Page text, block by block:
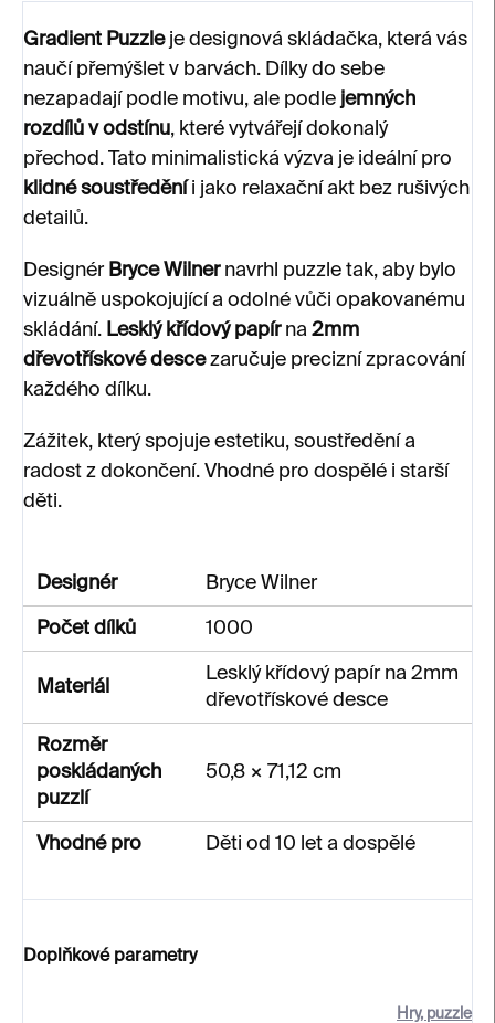
Gradient Puzzleje designová skládačka, která vás
naučí přemýšlet v barvách. Dílky do sebe
nezapadají podle motivu, ale podle jemných
rozdílů v odstínu, které vytvářejí dokonalý
přechod. Tato minimalistická výzva je ideální pro
klidné soustředěníi jako relaxační akt bez rušivých
detailů.
Designér Bryce Wilnernavrhl puzzle tak, aby bylo
vizuálně uspokojující a odolné vůči opakovanému
skládání. Lesklý křídový papírna 2mm
dřevotřískové descezaručuje precizní zpracování
každého dílku.
Zážitek, který spojuje estetiku, soustředění a
radost z dokončení. Vhodné pro dospělé i starší
děti.
Designér Bryce Wilner
Počet dílků 1000
Materiál
Lesklý křídový papír na 2mm
dřevotřískové desce
Rozměr
poskládaných
puzzlí
50,8 × 71,12 cm
Vhodné pro Děti od 10 let a dospělé
Doplňkové parametry
Hry, puzzle